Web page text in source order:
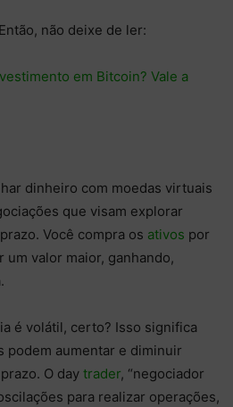
não deixe de ler:
em Bitcoin? Vale a
dinheiro com moedas virtuais
que visam explorar
Você compra os ativos por
valor maior, ganhando,
é volátil, certo? Isso significa
podem aumentar e diminuir
O day trader, “negociador
para realizar operações,